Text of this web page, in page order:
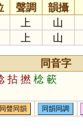
聲調 韻攝
上 山
上 山
同音字
拈 撚 棯 簐
同聲同韻 同韻同調